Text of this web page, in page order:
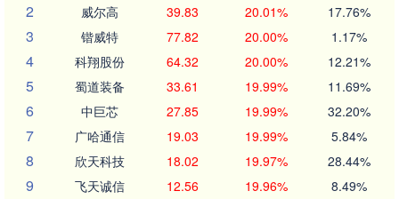
2 威尔高 39.83 20.01% 17.76%
3 锴威特 77.82 20.00% 1.17%
4 科翔股份 64.32 20.00% 12.21%
5 蜀道装备 33.61 19.99% 11.69%
6 中巨芯 27.85 19.99% 32.20%
7 广哈通信 19.03 19.99% 5.84%
8 欣天科技 18.02 19.97% 28.44%
9 飞天诚信 12.56 19.96% 8.49%